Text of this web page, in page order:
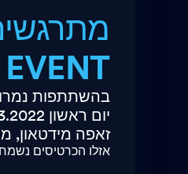
EVENT
בהשתתפות
יום ראשון 27.3.2022 בשעה 19:00
זאפה מידטאון, מנחם
אזלו הכרטיסים